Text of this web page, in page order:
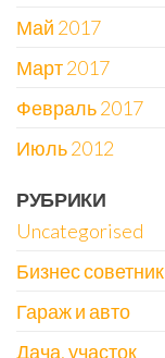
Май 2017
Март 2017
Февраль 2017
Июль 2012
РУБРИКИ
Uncategorised
Бизнес советник
Гараж и авто
Дача, участок